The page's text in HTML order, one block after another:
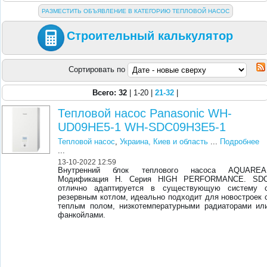
РАЗМЕСТИТЬ ОБЪЯВЛЕНИЕ В КАТЕГОРИЮ ТЕПЛОВОЙ НАСОС
Строительный калькулятор
Сортировать по
Всего: 32 | 1-20 | 21-32
Тепловой насос Panasonic WH-
UD09HE5-1 WH-SDC09H3E5-1
Тепловой насос,Украина, Киев и область ... Подробнее
...
13-10-2022 12:59
Внутренний блок теплового насоса
Модификация Н. Серия HIGH PERFORMANCE.
отлично адаптируется в существующую систему
резервным котлом, идеально подходит для новостроек
теплым полом, низкотемпературными радиаторами
фанкойлами.